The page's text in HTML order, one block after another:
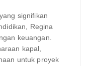
signifikan
Regina
keuangan.
kapal,
untuk proyek